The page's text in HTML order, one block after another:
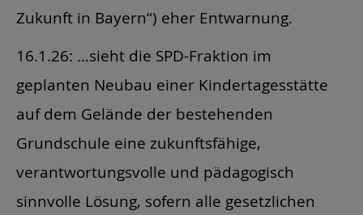
Zukunft in Bayern“) eher Entwarnung.
16.1.26: …sieht die SPD-Fraktion im
geplanten Neubau einer Kindertagesstätte
auf dem Gelände der bestehenden
Grundschule eine zukunftsfähige,
verantwortungsvolle und pädagogisch
sinnvolle Lösung, sofern alle gesetzlichen